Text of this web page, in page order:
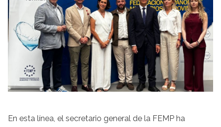
En esta línea, el secretario general de la FEMP ha